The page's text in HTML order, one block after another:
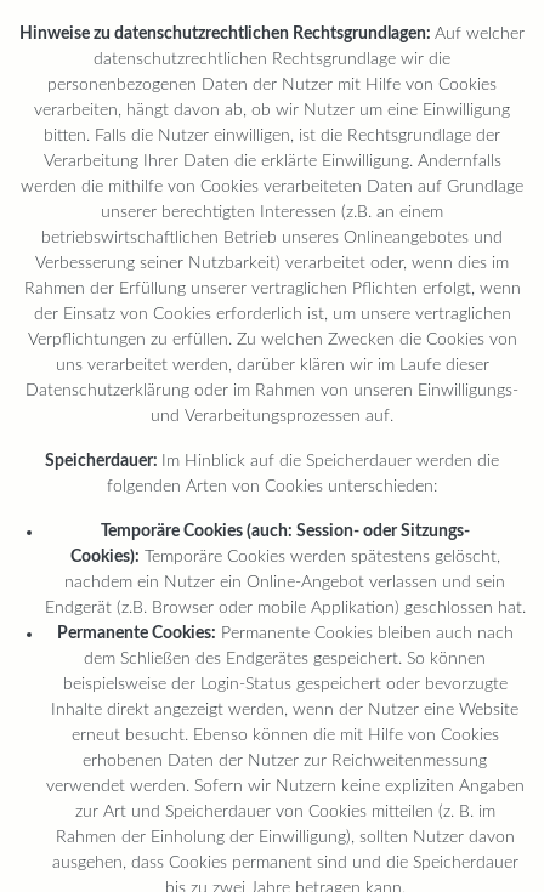
Hinweise zu datenschutzrechtlichen Rechtsgrundlagen: Auf welcher
datenschutzrechtlichen Rechtsgrundlage wir die
personenbezogenen Daten der Nutzer mit Hilfe von Cookies
verarbeiten, hängt davon ab, ob wir Nutzer um eine Einwilligung
bitten. Falls die Nutzer einwilligen, ist die Rechtsgrundlage der
Verarbeitung Ihrer Daten die erklärte Einwilligung. Andernfalls
werden die mithilfe von Cookies verarbeiteten Daten auf Grundlage
unserer berechtigten Interessen (z.B. an einem
betriebswirtschaftlichen Betrieb unseres Onlineangebotes und
Verbesserung seiner Nutzbarkeit) verarbeitet oder, wenn dies im
Rahmen der Erfüllung unserer vertraglichen Pflichten erfolgt, wenn
der Einsatz von Cookies erforderlich ist, um unsere vertraglichen
Verpflichtungen zu erfüllen. Zu welchen Zwecken die Cookies von
uns verarbeitet werden, darüber klären wir im Laufe dieser
Datenschutzerklärung oder im Rahmen von unseren Einwilligungs-
und Verarbeitungsprozessen auf.
Speicherdauer:
Im Hinblick auf die Speicherdauer werden die
folgenden Arten von Cookies unterschieden:
Temporäre Cookies (auch: Session- oder Sitzungs-
Cookies): Temporäre Cookies werden spätestens gelöscht,
nachdem ein Nutzer ein Online-Angebot verlassen und sein
Endgerät (z.B. Browser oder mobile Applikation) geschlossen hat.
Permanente Cookies: Permanente Cookies bleiben auch nach
dem Schließen des Endgerätes gespeichert. So können
beispielsweise der Login-Status gespeichert oder bevorzugte
Inhalte direkt angezeigt werden, wenn der Nutzer eine Website
erneut besucht. Ebenso können die mit Hilfe von Cookies
erhobenen Daten der Nutzer zur Reichweitenmessung
verwendet werden. Sofern wir Nutzern keine expliziten Angaben
zur Art und Speicherdauer von Cookies mitteilen (z. B. im
Rahmen der Einholung der Einwilligung), sollten Nutzer davon
ausgehen, dass Cookies permanent sind und die Speicherdauer